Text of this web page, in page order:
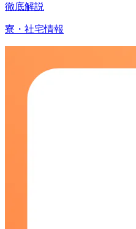
徹底解説
寮・社宅情報